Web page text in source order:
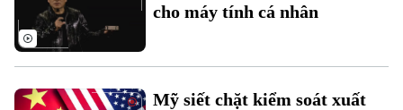
cho máy tính cá nhân
Mỹ siết chặt kiểm soát xuất